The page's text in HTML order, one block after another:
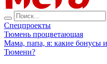
Спецпроекты
Тюмень процветающая
Мама, папа, я: какие бонусы
Тюмени?